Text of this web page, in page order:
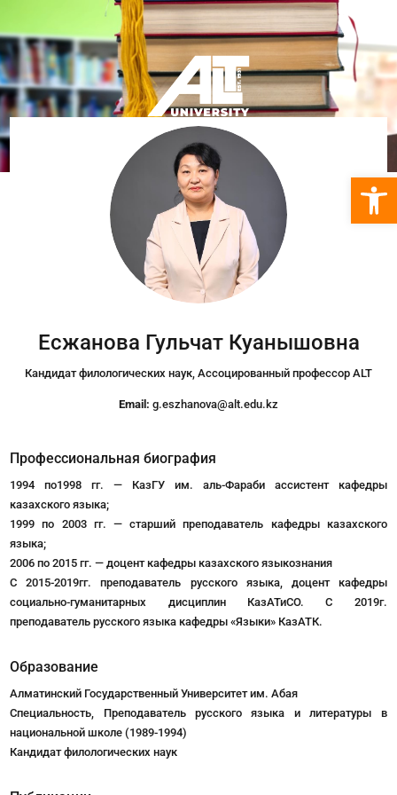
Есжанова Гульчат Куанышовна
Кандидат филологических наук, Ассоцированный профессор ALT
Email: g.eszhanova@alt.edu.kz
Профессиональная биография
1994 по1998 гг. — КазГУ им. аль-Фараби ассистент кафедры
казахского языка;
1999 по 2003 гг. — старший преподаватель кафедры казахского
языка;
2006 по 2015 гг. — доцент кафедры казахского языкознания
С 2015-2019гг. преподаватель русского языка, доцент кафедры
социально-гуманитарных дисциплин КазАТиСО. С 2019г.
преподаватель русского языка кафедры «Языки» КазАТК.
Образование
Алматинский Государственный Университет им. Абая
Специальность, Преподаватель русского языка и литературы в
национальной школе (1989-1994)
Кандидат филологических наук